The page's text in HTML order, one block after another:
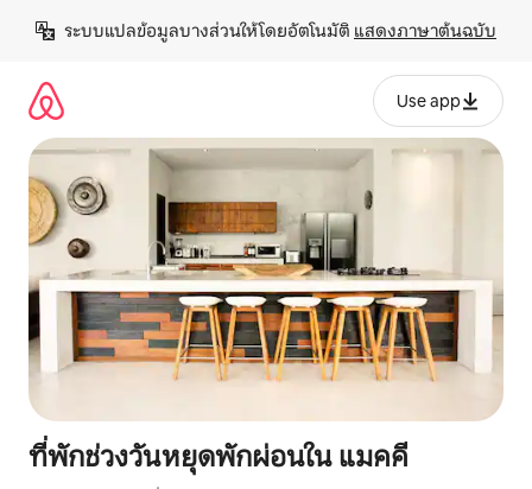
เนื้อหา
ระบบแปลข้อมูลบางส่วนให้โดยอัตโนมัติ แสดงภาษาต้นฉบับ
Use app
ที่พักช่วงวันหยุดพักผ่อนใน แมคคี